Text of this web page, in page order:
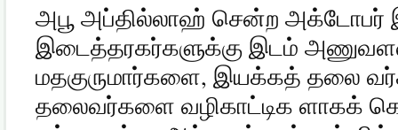
அபூ அப்தில்லாஹ் சென்ற அக்டோபர்
இடைத்தரகர்களுக்கு இடம்
மதகுருமார்களை, இயக்கத் தலை
தலைவர்களை வழிகாட்டிக ளாகக்